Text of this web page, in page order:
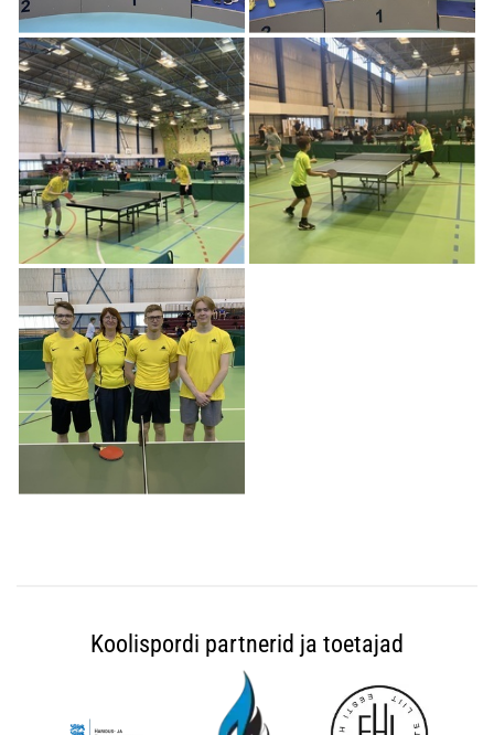
Koolispordi partnerid ja toetajad